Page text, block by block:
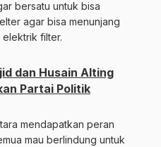
bersatu untuk bisa
agar bisa menunjang
filter.
dan Husain Alting
Partai Politik
mendapatkan peran
mau berlindung untuk